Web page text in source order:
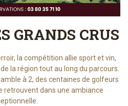
GRANDS CRUS
la compétition allie sport et vin,
la région tout au long du parcours.
à 2, des centaines de golfeurs
retrouvent dans une ambiance